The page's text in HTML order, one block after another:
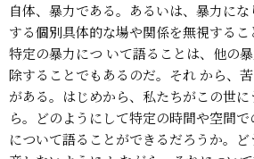
自体、暴力である。あるいは、暴力に
する個別具体的な場や関係を無視するこ
特定の暴力につ いて語ることは、他の
除することでもあるのだ。それ から、
がある。はじめから、私たちがこの世に
ら。どのようにして特定の時間や空間
について語ることができるだろうか。